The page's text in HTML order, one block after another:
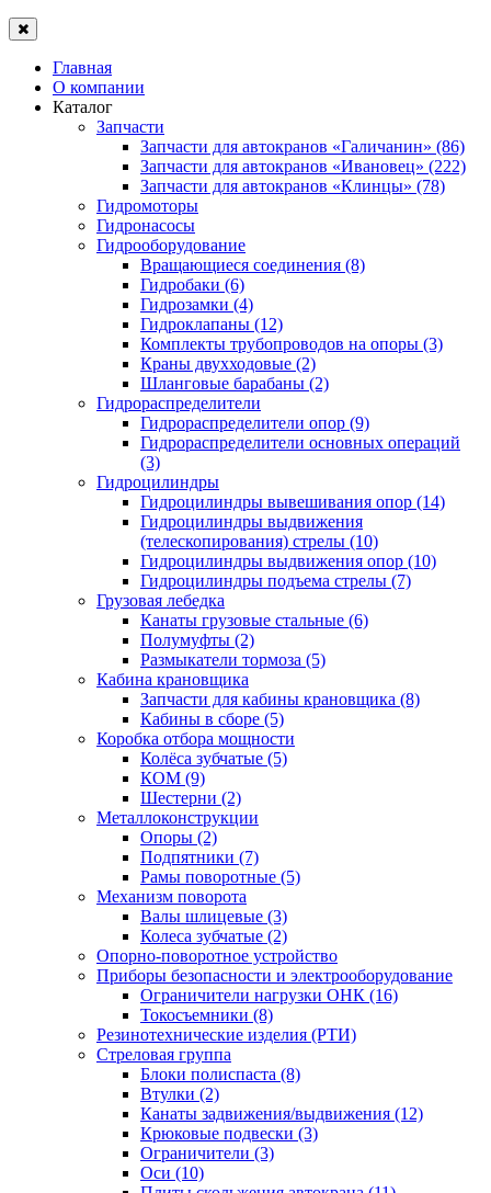
Главная
О компании
Каталог
Запчасти
Запчасти для автокранов «Галичанин» (86)
Запчасти для автокранов «Ивановец» (222)
Запчасти для автокранов «Клинцы» (78)
Гидромоторы
Гидронасосы
Гидрооборудование
Вращающиеся соединения (8)
Гидробаки (6)
Гидрозамки (4)
Гидроклапаны (12)
Комплекты трубопроводов на опоры (3)
Краны двухходовые (2)
Шланговые барабаны (2)
Гидрораспределители
Гидрораспределители опор (9)
Гидрораспределители основных операций
(3)
Гидроцилиндры
Гидроцилиндры вывешивания опор (14)
Гидроцилиндры выдвижения
(телескопирования) стрелы (10)
Гидроцилиндры выдвижения опор (10)
Гидроцилиндры подъема стрелы (7)
Грузовая лебедка
Канаты грузовые стальные (6)
Полумуфты (2)
Размыкатели тормоза (5)
Кабина крановщика
Запчасти для кабины крановщика (8)
Кабины в сборе (5)
Коробка отбора мощности
Колёса зубчатые (5)
КОМ (9)
Шестерни (2)
Металлоконструкции
Опоры (2)
Подпятники (7)
Рамы поворотные (5)
Механизм поворота
Валы шлицевые (3)
Колеса зубчатые (2)
Опорно-поворотное устройство
Приборы безопасности и электрооборудование
Ограничители нагрузки ОНК (16)
Токосъемники (8)
Резинотехнические изделия (РТИ)
Стреловая группа
Блоки полиспаста (8)
Втулки (2)
Канаты задвижения/выдвижения (12)
Крюковые подвески (3)
Ограничители (3)
Оси (10)